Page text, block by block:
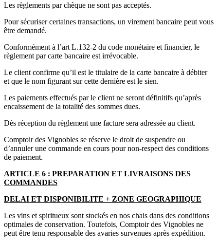
Les règlements par chèque ne sont pas acceptés.
Pour sécuriser certaines transactions, un virement bancaire peut vous
être demandé.
Conformément à l’art L.132-2 du code monétaire et financier, le
règlement par carte bancaire est irrévocable.
Le client confirme qu’il est le titulaire de la carte bancaire à débiter
et que le nom figurant sur cette dernière est le sien.
Les paiements effectués par le client ne seront définitifs qu’après
encaissement de la totalité des sommes dues.
Dès réception du règlement une facture sera adressée au client.
Comptoir des Vignobles se réserve le droit de suspendre ou
d’annuler une commande en cours pour non-respect des conditions
de paiement.
ARTICLE 6 : PREPARATION ET LIVRAISONS DES
COMMANDES
DELAI ET DISPONIBILITE + ZONE GEOGRAPHIQUE
Les vins et spiritueux sont stockés en nos chais dans des conditions
optimales de conservation. Toutefois, Comptoir des Vignobles ne
peut être tenu responsable des avaries survenues après expédition.